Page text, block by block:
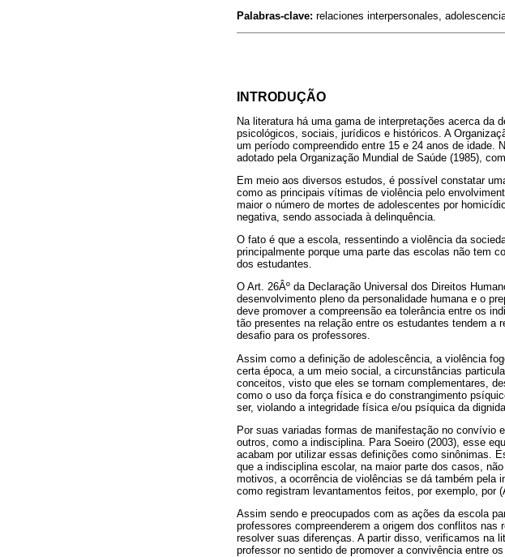
Palabras-clave: relaciones interpersonales,
INTRODUÇÃO
Na literatura há uma gama de interpretações acerca da
psicológicos, sociais, jurídicos e históricos. A
um período compreendido entre 15 e 24 anos de
adotado pela Organização Mundial de Saúde (1985),
Em meio aos diversos estudos, é possível constatar
como as principais vítimas de violência pelo
maior o número de mortes de adolescentes por
negativa, sendo associada à delinquência.
O fato é que a escola, ressentindo a violência da
principalmente porque uma parte das escolas não tem
dos estudantes.
O Art. 26Âº da Declaração Universal dos Direitos
desenvolvimento pleno da personalidade humana e o
deve promover a compreensão ea tolerância entre os
tão presentes na relação entre os estudantes tendem
desafio para os professores.
Assim como a definição de adolescência, a violência
certa época, a um meio social, a circunstâncias
conceitos, visto que eles se tornam complementares,
como o uso da força física e do constrangimento
ser, violando a integridade física e/ou psíquica da
Por suas variadas formas de manifestação no convívio
outros, como a indisciplina. Para Soeiro (2003), esse
acabam por utilizar essas definições como sinônimas.
que a indisciplina escolar, na maior parte dos casos,
motivos, a ocorrência de violências se dá também pela
como registram levantamentos feitos, por exemplo, por
Assim sendo e preocupados com as ações da escola
professores compreenderem a origem dos conflitos
resolver suas diferenças. A partir disso, verificamos na
professor no sentido de promover a convivência entre os